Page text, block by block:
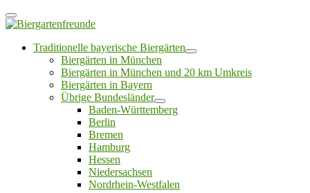
Traditionelle bayerische Biergärten
Biergärten in München
Biergärten in München und 20 km Umkreis
Biergärten in Bayern
Übrige Bundesländer
Baden-Württemberg
Berlin
Bremen
Hamburg
Hessen
Niedersachsen
Nordrhein-Westfalen